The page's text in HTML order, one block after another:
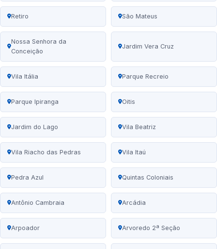
Retiro São Mateus
Nossa Senhora da
Conceição
Jardim Vera Cruz
Vila Itália Parque Recreio
Parque Ipiranga Oitis
Jardim do Lago Vila Beatriz
Vila Riacho das Pedras Vila Itaú
Pedra Azul Quintas Coloniais
Antônio Cambraia Arcádia
Arpoador Arvoredo 2ª Seção